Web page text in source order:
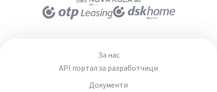
За нас
API портал за разработчици
Документи